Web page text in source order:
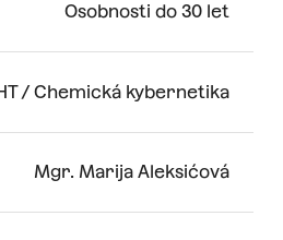
Osobnosti do 30 let
/ Chemická kybernetika
Mgr. Marija Aleksićová